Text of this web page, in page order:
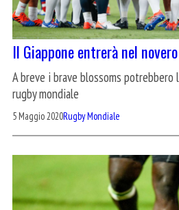
Il Giappone entrerà nel
A breve i brave blossoms
rugby mondiale
5 Maggio 2020Rugby Mondiale